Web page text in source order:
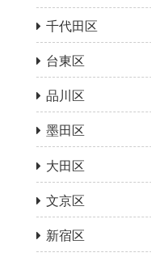
千代田区
台東区
品川区
墨田区
大田区
文京区
新宿区